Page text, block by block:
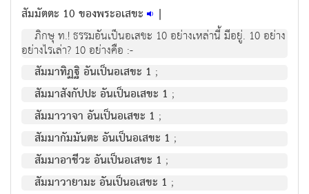
สัมมัตตะ 10 ของพระอเสขะ |
ภิกษุ ท.! ธรรมอันเป็นอเสขะ 10 อย่างเหล่านี้ มีอยู่. 10 อย่าง
อย่างไรเล่า? 10 อย่างคือ :-
สัมมาทิฏฐิ อันเป็นอเสขะ 1 ;
สัมมาสังกัปปะ อันเป็นอเสขะ 1 ;
สัมมาวาจา อันเป็นอเสขะ 1 ;
สัมมากัมมันตะ อันเป็นอเสขะ 1 ;
สัมมาอาชีวะ อันเป็นอเสขะ 1 ;
สัมมาวายามะ อันเป็นอเสขะ 1 ;